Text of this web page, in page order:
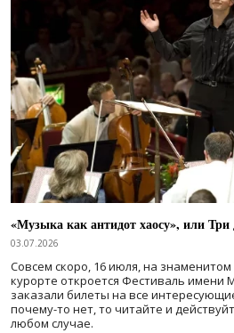
«Музыка как антидот хаосу», или
03.07.2026
Совсем скоро, 16 июля, на
курорте откроется Фестиваль имени
заказали билеты на все
почему-то нет, то читайте и
любом случае.